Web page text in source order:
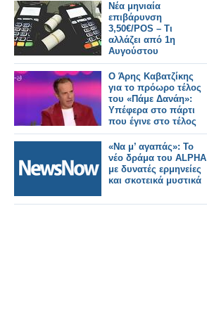
Νέα μηνιαία
επιβάρυνση
3,50€/POS – Τι
αλλάζει από 1η
Αυγούστου
Ο Άρης Καβατζίκης
για το πρόωρο τέλος
του «Πάμε Δανάη»:
Υπέφερα στο πάρτι
που έγινε στο τέλος
της
«Να μ’ αγαπάς»: Το
νέο δράμα του ALPHA
με δυνατές ερμηνείες
και σκοτεικά μυστικά